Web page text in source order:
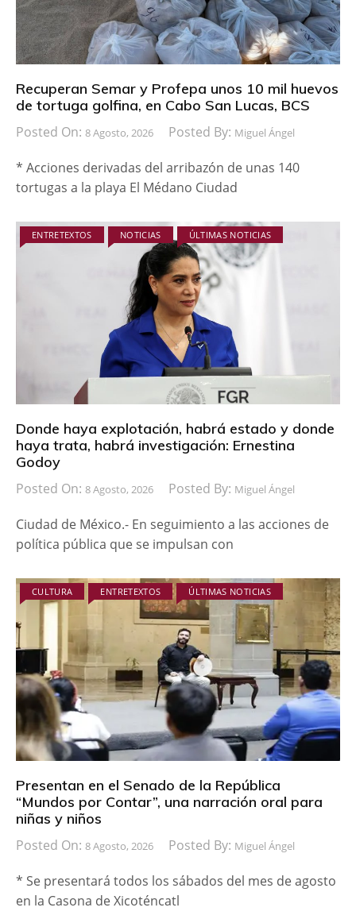
Recuperan Semar y Profepa unos 10 mil huevos
de tortuga golfina, en Cabo San Lucas, BCS
Posted On: 8 Agosto, 2026 Posted By: Miguel Ángel
* Acciones derivadas del arribazón de unas 140
tortugas a la playa El Médano Ciudad
ENTRETEXTOS NOTICIAS ÚLTIMAS NOTICIAS
Donde haya explotación, habrá estado y donde
haya trata, habrá investigación: Ernestina
Godoy
Posted On: 8 Agosto, 2026 Posted By: Miguel Ángel
Ciudad de México.- En seguimiento a las acciones de
política pública que se impulsan con
CULTURA ENTRETEXTOS ÚLTIMAS NOTICIAS
Presentan en el Senado de la República
“Mundos por Contar”, una narración oral para
niñas y niños
Posted On: 8 Agosto, 2026 Posted By: Miguel Ángel
* Se presentará todos los sábados del mes de agosto
en la Casona de Xicoténcatl